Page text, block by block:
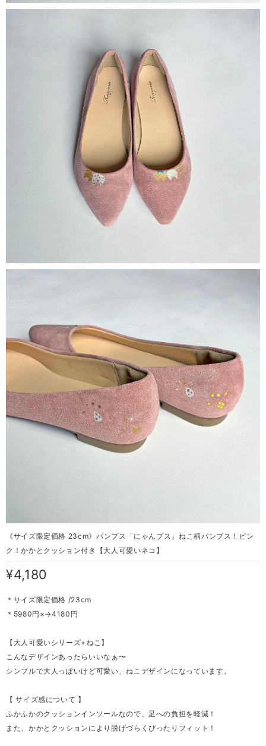
《サイズ限定価格 23cm》パンプス「にゃんプス」ねこ柄パンプス！ピン
ク！かかとクッション付き【大人可愛いネコ】
¥4,180
＊サイズ限定価格 /23cm
＊5980円×→4180円
【大人可愛いシリーズ+ねこ】
こんなデザインあったらいいなぁ〜
シンプルで大人っぽいけど可愛い、ねこデザインになっています。
【 サイズ感について 】
ふかふかのクッションインソールなので、足への負担を軽減！
また、かかとクッションにより脱げづらくぴったりフィット！